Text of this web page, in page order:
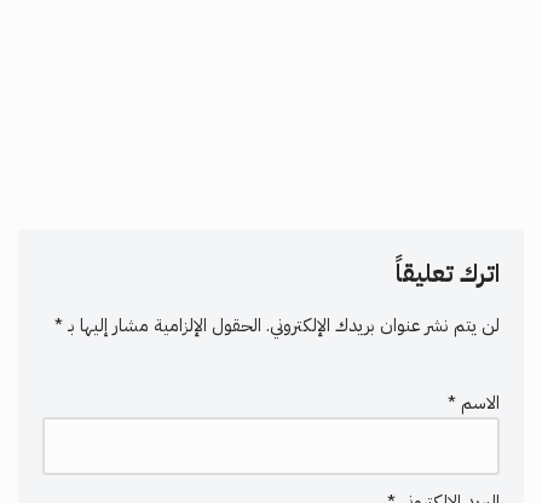
اترك تعليقاً
لن يتم نشر عنوان بريدك الإلكتروني. الحقول الإلزامية مشار إليها بـ*
الاسم*